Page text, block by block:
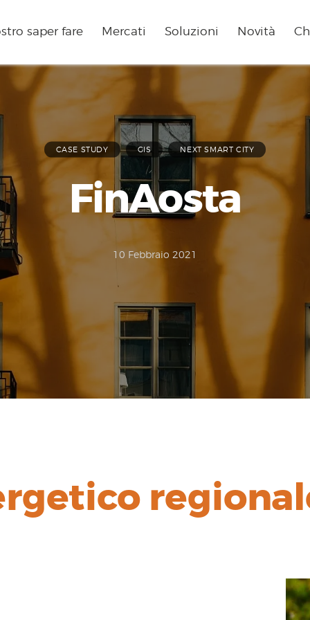
saper fare Mercati Soluzioni Novità
CASE STUDY GIS NEXT SMART CITY
FinAosta
10 Febbraio 2021